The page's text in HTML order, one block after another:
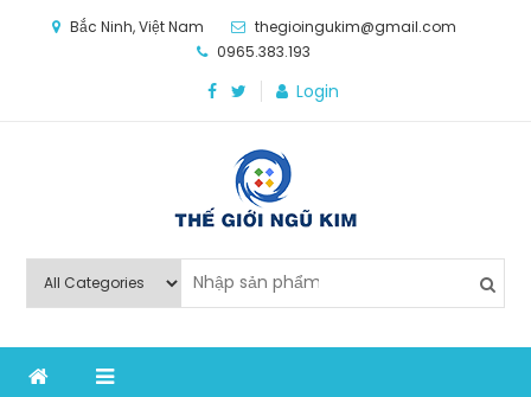
Bắc Ninh, Việt Nam
thegioingukim@gmail.com
0965.383.193
Login
Thế Giới Ngũ Kim
nghiệp sản xuất